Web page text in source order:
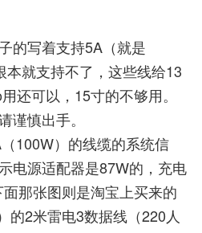
的写着支持5A（就是
本就支持不了，这些线给13
还可以，15寸的不够用。
谨慎出手。
100W）的线缆的系统信
电源适配器是87W的，充电
那张图则是淘宝上买来的
的2米雷电3数据线（220人